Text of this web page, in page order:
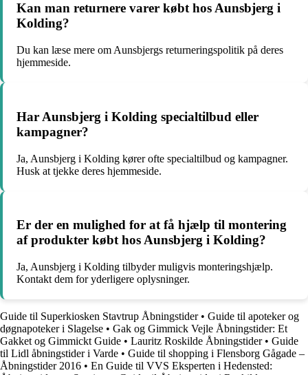
Kan man returnere varer købt hos Aunsbjerg i
Kolding?
Du kan læse mere om Aunsbjergs returneringspolitik på deres
hjemmeside.
Har Aunsbjerg i Kolding specialtilbud eller
kampagner?
Ja, Aunsbjerg i Kolding kører ofte specialtilbud og kampagner.
Husk at tjekke deres hjemmeside.
Er der en mulighed for at få hjælp til montering
af produkter købt hos Aunsbjerg i Kolding?
Ja, Aunsbjerg i Kolding tilbyder muligvis monteringshjælp.
Kontakt dem for yderligere oplysninger.
Guide til Superkiosken Stavtrup Åbningstider• Guide til apoteker og
døgnapoteker i Slagelse • Gak og Gimmick Vejle Åbningstider: Et
Gakket og Gimmickt Guide • Lauritz Roskilde Åbningstider• Guide
til Lidl åbningstider i Varde • Guide til shopping i Flensborg Gågade –
Åbningstider 2016 • En Guide til VVS Eksperten i Hedensted: